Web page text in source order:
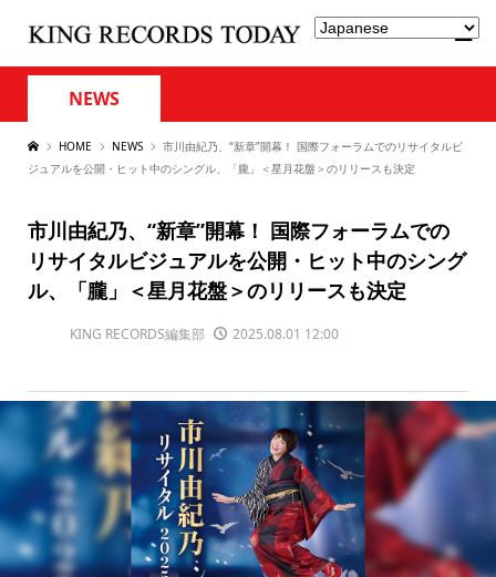
NEWS
HOME NEWS
市川由紀乃、“新章”開幕！ 国際フォーラムでのリサイタルビ
ジュアルを公開・ヒット中のシングル、「朧」＜星月花盤＞のリリースも決定
市川由紀乃、“新章”開幕！ 国際フォーラムでの
リサイタルビジュアルを公開・ヒット中のシング
ル、「朧」＜星月花盤＞のリリースも決定
KING RECORDS編集部 2025.08.01 12:00